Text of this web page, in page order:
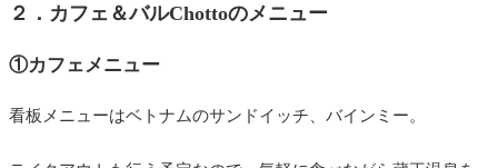
２．カフェ＆バルChottoのメニュー
①カフェメニュー
看板メニューはベトナムのサンドイッチ、バインミー。